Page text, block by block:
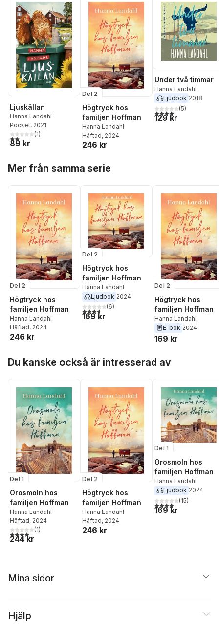
Ljuskällan
Hanna Landahl
Pocket, 2021
2,0utav 5 stjärnor. Totalt antal röster:
(1)
89 kr
Del 2
Högtryck hos
familjen Hoffman
Hanna Landahl
Häftad, 2024
246 kr
Under två timmar
Hanna Landahl
Ljudbok 2018
4,0utav 5 stjärnor.
(5)
129 kr
Mer från samma serie
Del 2
Högtryck hos
familjen Hoffman
Hanna Landahl
Häftad, 2024
246 kr
Del 2
Högtryck hos
familjen Hoffman
Hanna Landahl
Ljudbok 2024
3,7utav 5 stjärnor. Totalt antal röster:
(6)
169 kr
Del 2
Högtryck hos
familjen Hoffman
Hanna Landahl
E-bok 2024
169 kr
Du kanske också är intresserad av
Del 1
Orosmoln hos
familjen Hoffman
Hanna Landahl
Häftad, 2024
4,0utav 5 stjärnor. Totalt antal röster:
(1)
244 kr
Del 2
Högtryck hos
familjen Hoffman
Hanna Landahl
Häftad, 2024
246 kr
Del 1
Orosmoln hos
familjen Hoffman
Hanna Landahl
Ljudbok 2024
4,0utav 5 stjärnor.
(15)
169 kr
Mina sidor
Hjälp